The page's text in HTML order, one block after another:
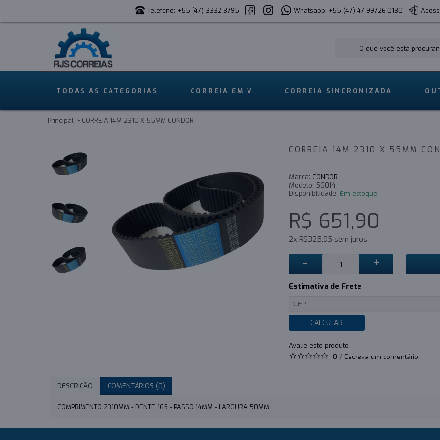
Telefone: +55 (47) 3332-3795 Whatsapp: +55 (47) 47 99726-0130
TODAS AS CATEGORIAS CORREIA EM V CORREIA SINCRONIZADA
Principal CORREIA 14M 2310 X 55MM CONDOR
CORREIA 14M 2310 X 55MM
Marca: CONDOR
Modelo: 56014
Disponibilidade: Em estoque
R$ 651,90
2x R$325,95 sem juros
- +
Estimativa de Frete
CALCULAR
0 / Escreva um comentário
DESCRIÇÃO COMENTÁRIOS (0)
COMPRIMENTO 2310MM - DENTE 165 - PASSO 14MM - LARGURA 50MM